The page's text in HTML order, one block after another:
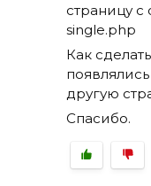
страницу
single.php
Как
другую
Спасибо.